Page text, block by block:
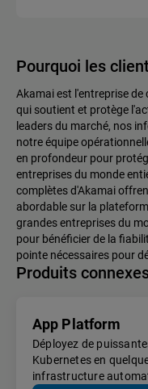
Pourquoi les
Akamai est l'entreprise
qui soutient et protège
leaders du marché, nos
notre équipe
en profondeur pour
entreprises du monde
complètes d'Akamai
abordable sur la
grandes entreprises du
pour bénéficier de la
pointe nécessaires pour
Produits
App Platform
Déployez de
Kubernetes en
infrastructure